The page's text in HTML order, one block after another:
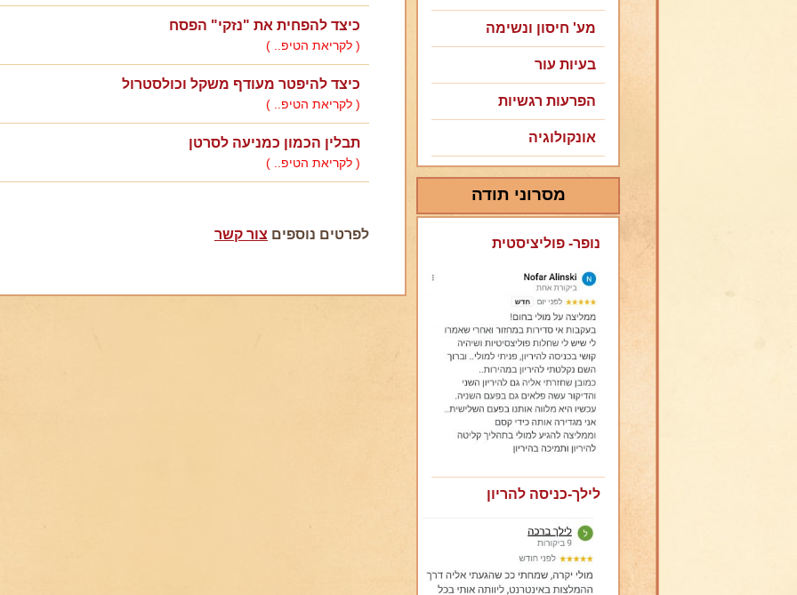
כיצד להפחית את "נזקי" הפסח
( לקריאת הטיפ.. )
כיצד להיפטר מעודף משקל וכולסטרול
( לקריאת הטיפ.. )
תבלין הכמון כמניעה לסרטן
( לקריאת הטיפ.. )
לפרטים נוספים צור קשר
מע' חיסון ונשימה
בעיות עור
הפרעות רגשיות
אונקולוגיה
מסרוני תודה
נופר- פוליציסטית
לילך-כניסה להריון